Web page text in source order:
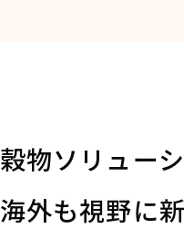
穀物ソリュー
海外も視野に